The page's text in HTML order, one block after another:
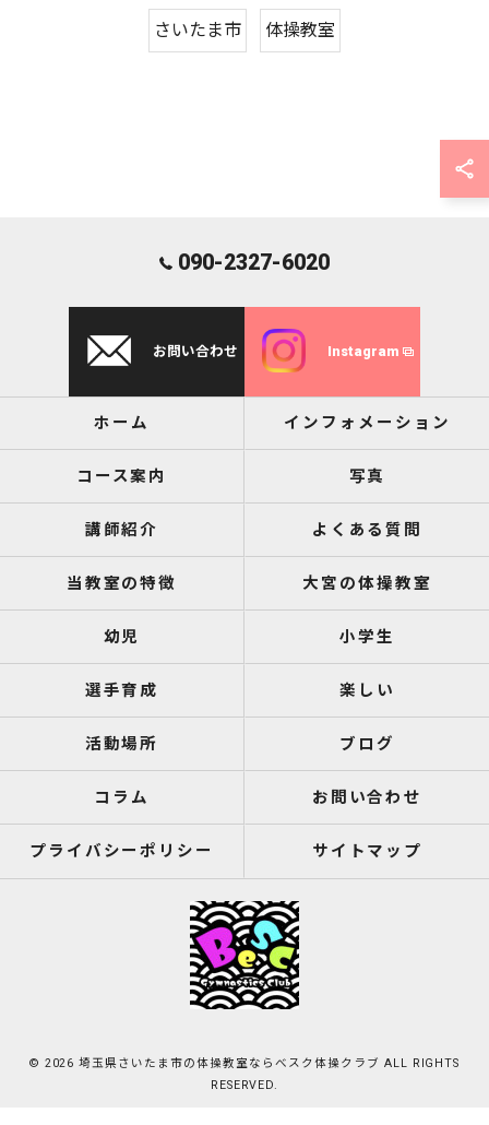
さいたま市 体操教室
090-2327-6020
お問い合わせ Instagram
ホーム インフォメーション
コース案内 写真
講師紹介 よくある質問
当教室の特徴 大宮の体操教室
幼児 小学生
選手育成 楽しい
活動場所 ブログ
コラム お問い合わせ
プライバシーポリシー サイトマップ
© 2026 埼玉県さいたま市の体操教室ならべスク体操クラブ ALL RIGHTS
RESERVED.